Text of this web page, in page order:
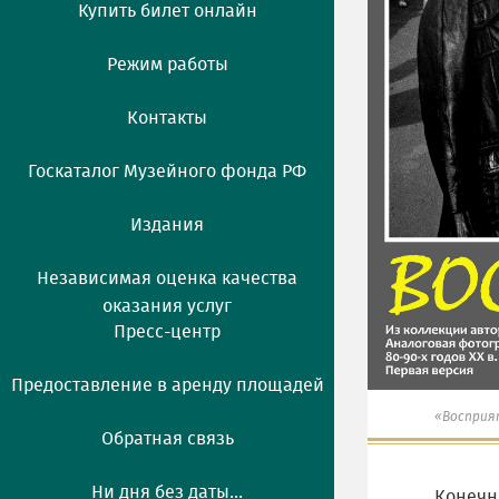
Купить билет онлайн
Режим работы
Контакты
Госкаталог Музейного фонда РФ
Издания
Независимая оценка качества
оказания услуг
Пресс-центр
Предоставление в аренду площадей
Обратная связь
Ни дня без даты...